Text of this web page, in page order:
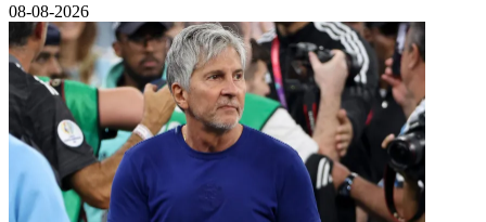
08-08-2026